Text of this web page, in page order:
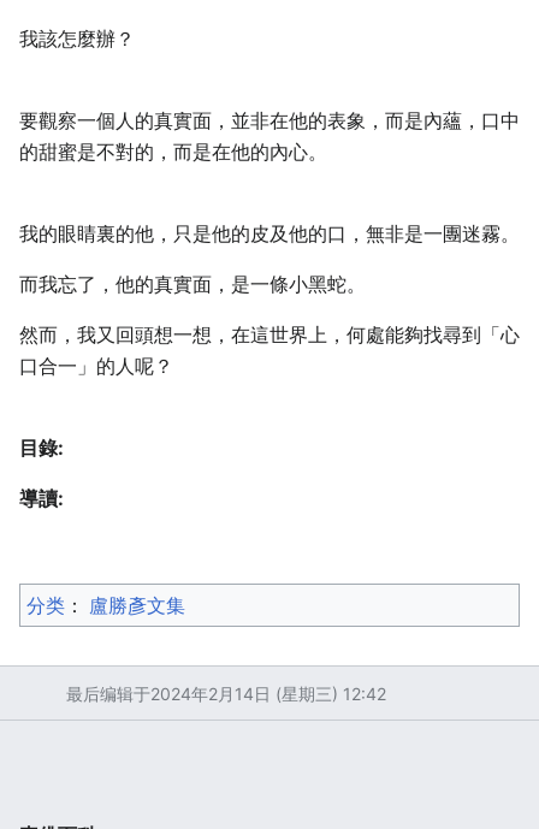
我該怎麼辦？
要觀察一個人的真實面，並非在他的表象，而是內蘊，口中
的甜蜜是不對的，而是在他的內心。
我的眼睛裏的他，只是他的皮及他的口，無非是一團迷霧。
而我忘了，他的真實面，是一條小黑蛇。
然而，我又回頭想一想，在這世界上，何處能夠找尋到「心
口合一」的人呢？
目錄:
導讀:
分类 ：​ 盧勝彥文集
最后编辑于2024年2月14日 (星期三) 12:42